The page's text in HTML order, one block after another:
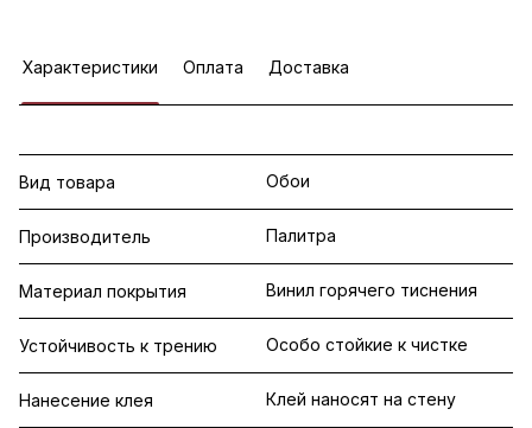
Характеристики Оплата Доставка
Вид товара Обои
Производитель Палитра
Материал покрытия Винил горячего тиснения
Устойчивость к трению Особо стойкие к чистке
Нанесение клея Клей наносят на стену